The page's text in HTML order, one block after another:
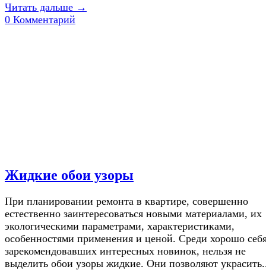
Читать дальше →
0 Комментарий
Жидкие обои узоры
При планировании ремонта в квартире, совершенно
естественно заинтересоваться новыми материалами, их
экологическими параметрами, характеристиками,
особенностями применения и ценой. Среди хорошо
зарекомендовавших интересных новинок, нельзя не
выделить обои узоры жидкие. Они позволяют